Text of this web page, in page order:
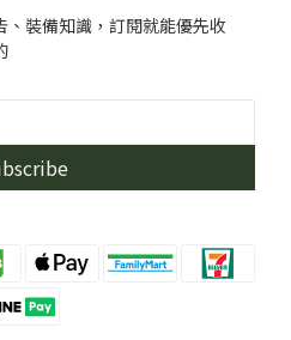
裝備知識，訂閱就能優先收